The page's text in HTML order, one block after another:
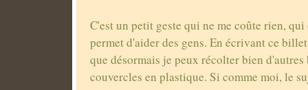
C'est un petit geste qui ne me coûte rien,
permet d'aider des gens. En écrivant ce
que désormais je peux récolter bien d'autres
couvercles en plastique. Si comme moi, le